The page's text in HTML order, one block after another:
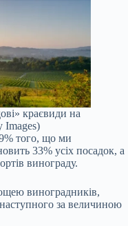
краєвиди на
Images)
того, що ми
33% усіх посадок, а
винограду.
виноградників,
за величиною